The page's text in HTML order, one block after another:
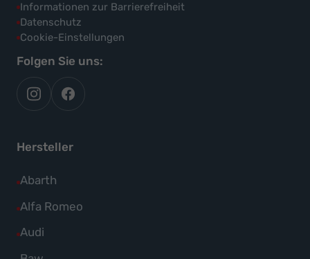
Informationen zur Barrierefreiheit
Datenschutz
Cookie-Einstellungen
Folgen Sie uns:
autoflex
auf
autoflex24
auf
Hersteller
Abarth
Alle
Fahrzeuge
Abarth
Alfa Romeo
Alle
Fahrzeuge
Audi
Alle
Fahrzeuge